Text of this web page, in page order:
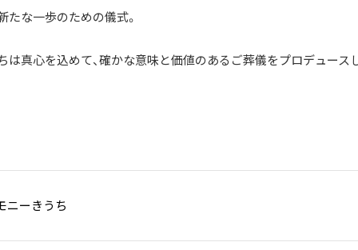
な一歩のための儀式。
真心を込めて、確かな意味と価値のあるご葬儀をプロデュース
ニーきうち